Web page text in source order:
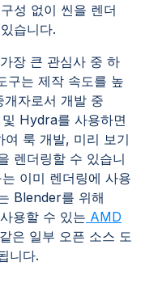
성 없이 씬을 렌더
습니다.
장 큰 관심사 중 하
구는 제작 속도를 높
자로서 개발 중
Hydra를 사용하면
여 룩 개발, 미리 보기
렌더링할 수 있습니
이미 렌더링에 사용
Blender를 위해
용할 수 있는 AMD
은 일부 오픈 소스 도
니다.